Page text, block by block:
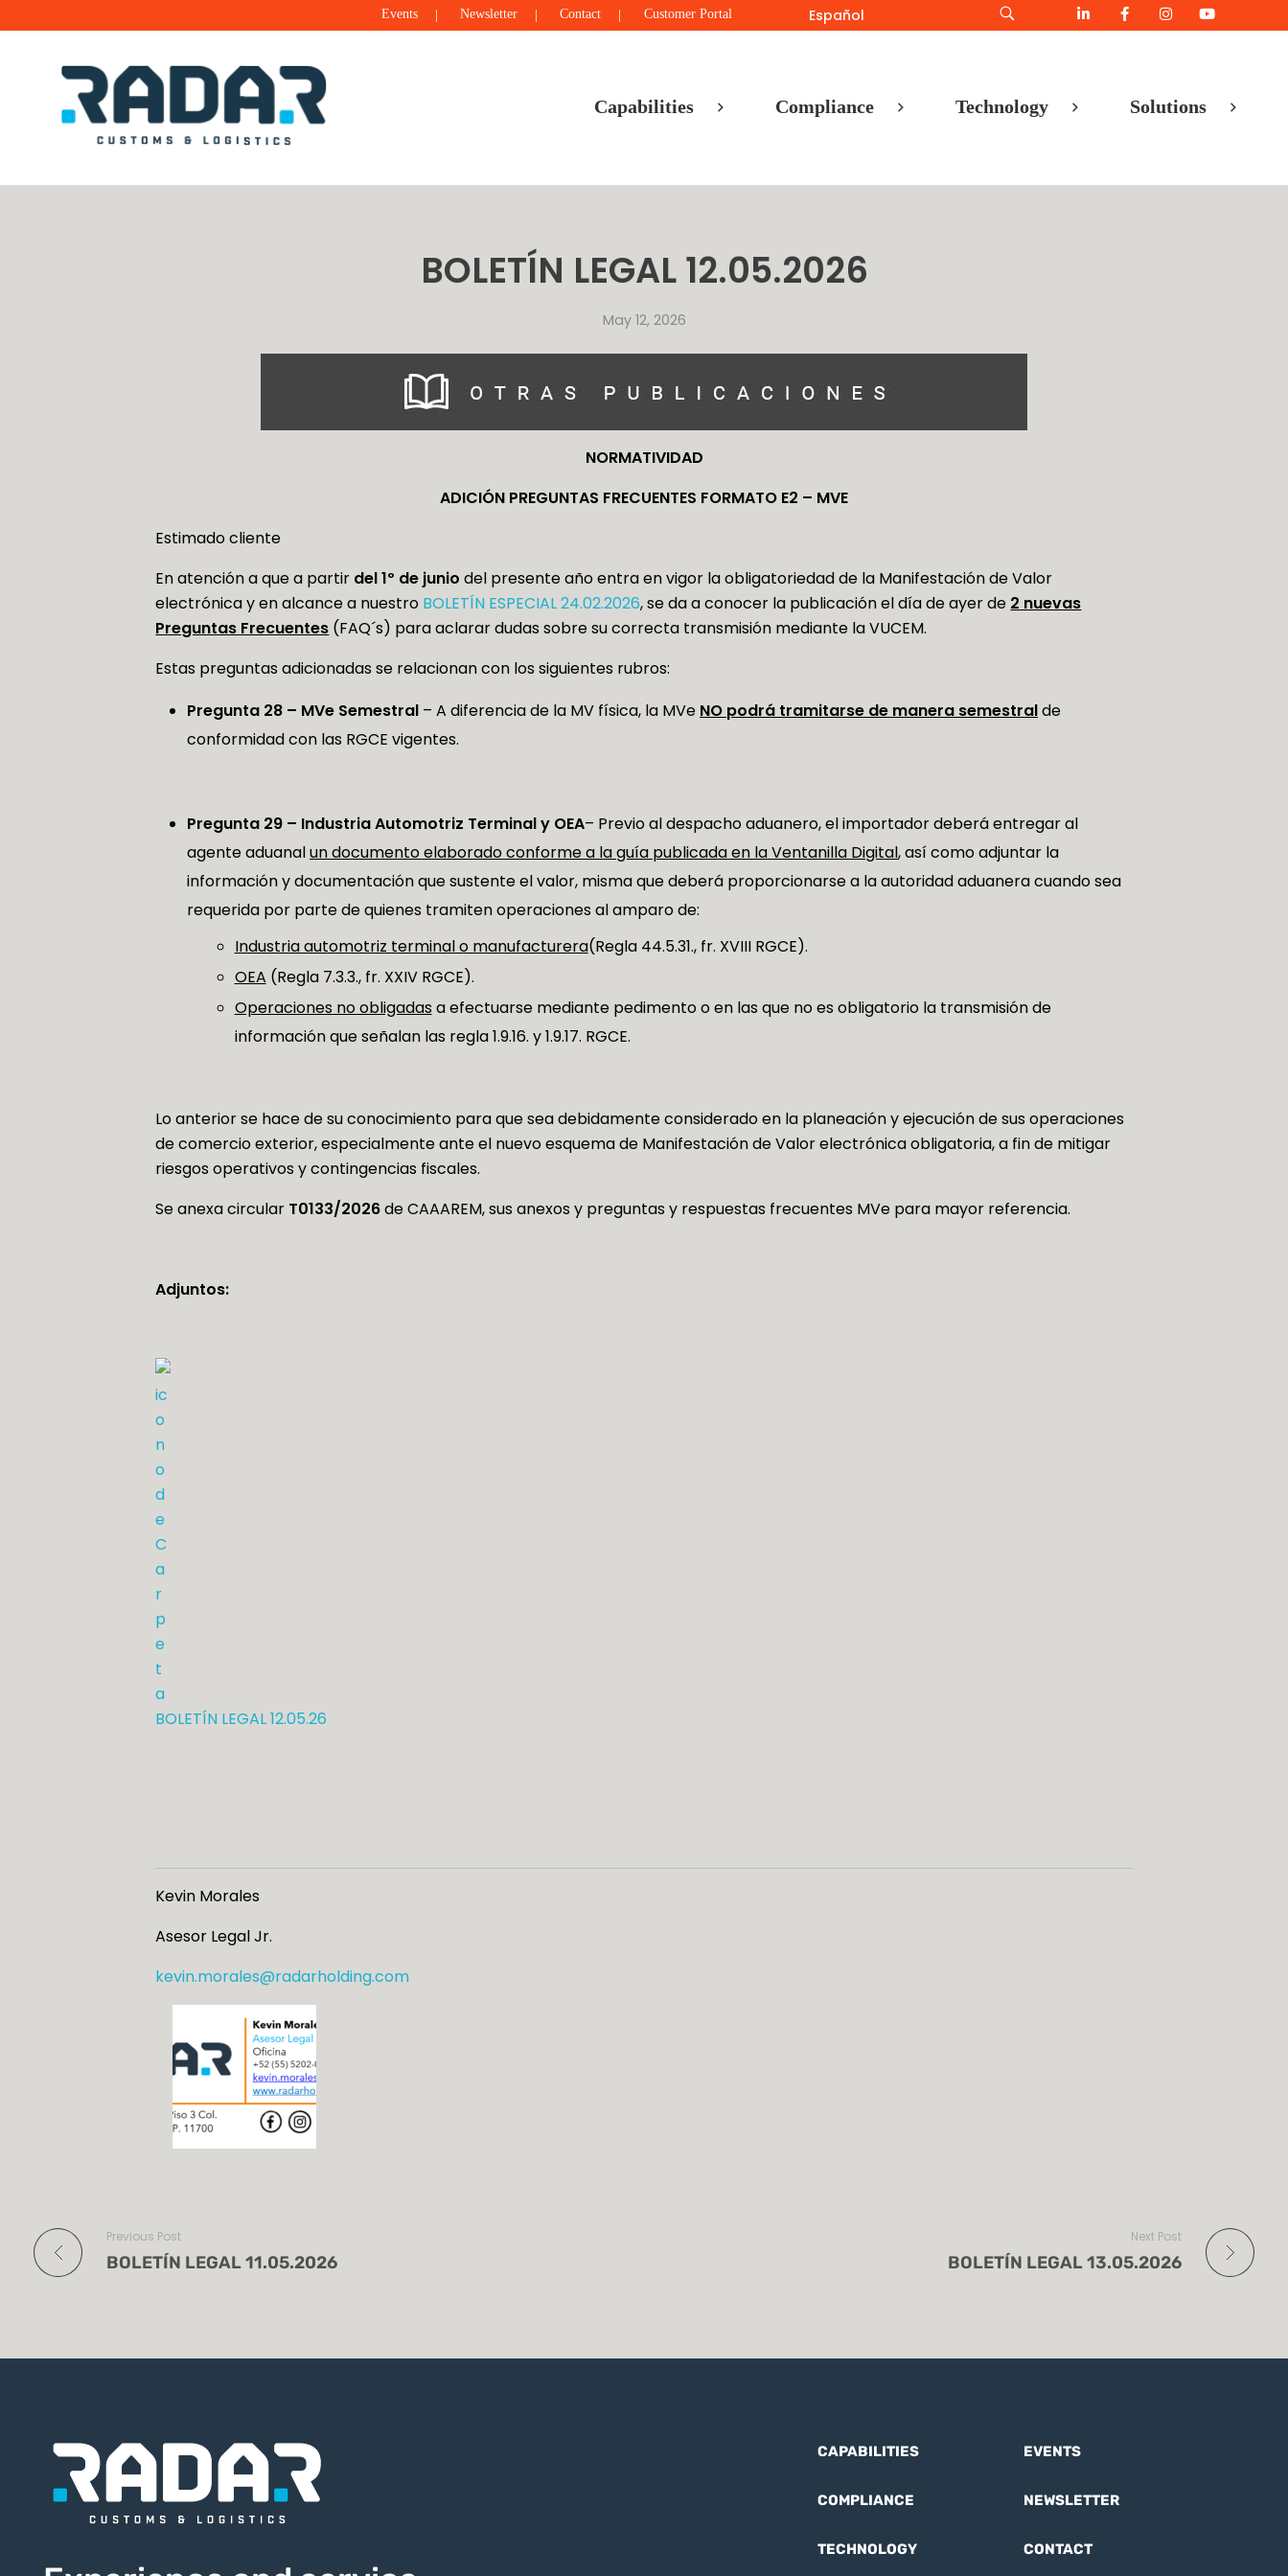
Events Newsletter Contact Customer Portal Español
Capabilities Compliance Technology Solutions
BOLETÍN LEGAL 12.05.2026
May 12, 2026
NORMATIVIDAD
ADICIÓN PREGUNTAS FRECUENTES FORMATO E2 – MVE
Estimado cliente
En atención a que a partir del 1º de junio del presente año entra en vigor la obligatoriedad de la Manifestación de Valor
electrónica y en alcance a nuestro BOLETÍN ESPECIAL 24.02.2026, se da a conocer la publicación el día de ayer de 2 nuevas
Preguntas Frecuentes (FAQ´s) para aclarar dudas sobre su correcta transmisión mediante la VUCEM.
Estas preguntas adicionadas se relacionan con los siguientes rubros:
Pregunta 28 – MVe Semestral – A diferencia de la MV física, la MVe NO podrá tramitarse de manera semestralde
conformidad con las RGCE vigentes.
Pregunta 29 – Industria Automotriz Terminal y OEA– Previo al despacho aduanero, el importador deberá entregar al
agente aduanalun documento elaborado conforme a la guía publicada en la Ventanilla Digital, así como adjuntar la
información y documentación que sustente el valor, misma que deberá proporcionarse a la autoridad aduanera cuando sea
requerida por parte de quienes tramiten operaciones al amparo de:
Industria automotriz terminal o manufacturera(Regla 44.5.31., fr. XVIII RGCE).
OEA (Regla 7.3.3., fr. XXIV RGCE).
Operaciones no obligadas a efectuarse mediante pedimento o en las que no es obligatorio la transmisión de
información que señalan las regla 1.9.16. y 1.9.17. RGCE.
Lo anterior se hace de su conocimiento para que sea debidamente considerado en la planeación y ejecución de sus operaciones
de comercio exterior, especialmente ante el nuevo esquema de Manifestación de Valor electrónica obligatoria, a fin de mitigar
riesgos operativos y contingencias fiscales.
Se anexa circular T0133/2026de CAAAREM, sus anexos y preguntas y respuestas frecuentes MVe para mayor referencia.
Adjuntos:
BOLETÍN LEGAL 12.05.26
Kevin Morales
Asesor Legal Jr.
kevin.morales@radarholding.com
Previous Post
BOLETÍN LEGAL 11.05.2026
Next Post
BOLETÍN LEGAL 13.05.2026
CAPABILITIES
COMPLIANCE
TECHNOLOGY
EVENTS
NEWSLETTER
CONTACT